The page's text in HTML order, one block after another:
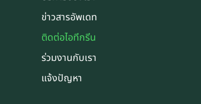
ข่าวสารอัพเดท
ติดต่อไอทีกรีน
ร่วมงานกับเรา
แจ้งปัญหา